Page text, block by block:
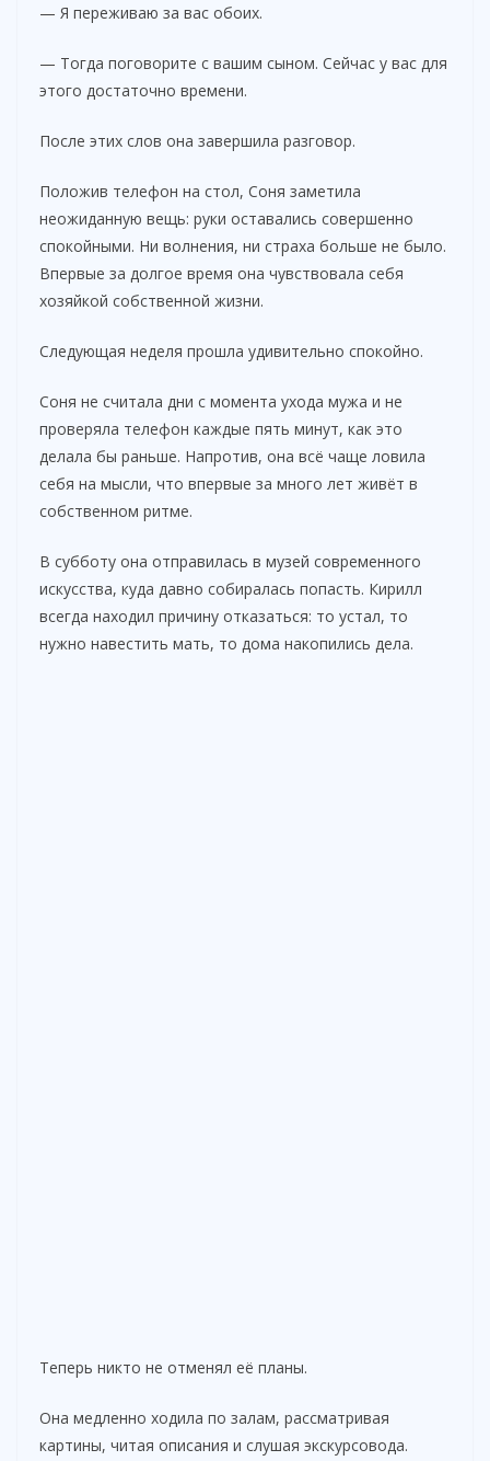
— Я переживаю за вас обоих.
— Тогда поговорите с вашим сыном. Сейчас у вас для
этого достаточно времени.
После этих слов она завершила разговор.
Положив телефон на стол, Соня заметила
неожиданную вещь: руки оставались совершенно
спокойными. Ни волнения, ни страха больше не было.
Впервые за долгое время она чувствовала себя
хозяйкой собственной жизни.
Следующая неделя прошла удивительно спокойно.
Соня не считала дни с момента ухода мужа и не
проверяла телефон каждые пять минут, как это
делала бы раньше. Напротив, она всё чаще ловила
себя на мысли, что впервые за много лет живёт в
собственном ритме.
В субботу она отправилась в музей современного
искусства, куда давно собиралась попасть. Кирилл
всегда находил причину отказаться: то устал, то
нужно навестить мать, то дома накопились дела.
Теперь никто не отменял её планы.
Она медленно ходила по залам, рассматривая
картины, читая описания и слушая экскурсовода.